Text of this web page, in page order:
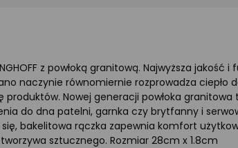
z powłoką granitową. Najwyższa
naczynie równomiernie rozprowadza
Nowej generacji powłoka
do dna patelni, garnka czy brytfanny i
bakelitowa rączka zapewnia komfort
sztucznego. Rozmiar 28cm x 1.8cm